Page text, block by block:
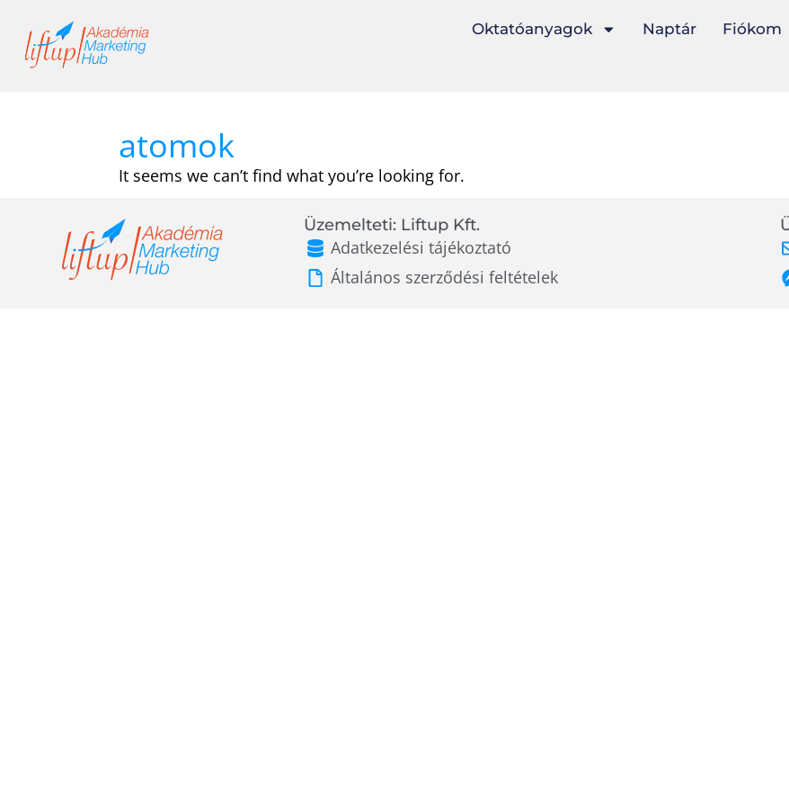
content
Oktatóanyagok Naptár Fiókom
atomok
It seems we can’t find what you’re looking for.
Üzemelteti: Liftup Kft.
Adatkezelési tájékoztató
Általános szerződési feltételek